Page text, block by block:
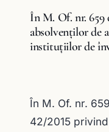
În M. Of. nr. 659
absolvenţilor de
instituţiilor de
În M. Of. nr.
42/2015